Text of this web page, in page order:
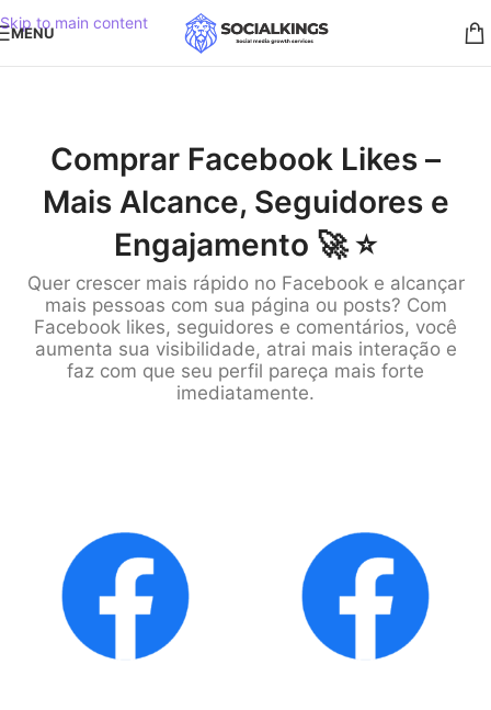
Skip to main content
MENU
Comprar Facebook Likes –
Mais Alcance, Seguidores e
Engajamento 🚀 ⭐️
Quer crescer mais rápido no Facebook e alcançar
mais pessoas com sua página ou posts? Com
Facebook likes, seguidores e comentários, você
aumenta sua visibilidade, atrai mais interação e
faz com que seu perfil pareça mais forte
imediatamente.